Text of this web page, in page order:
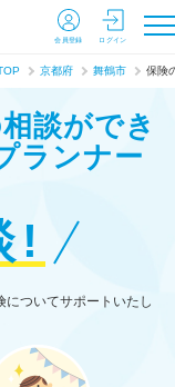
会員登録 ログイン
京都府 舞鶴市 保険
談ができ
ランナー
!
ついてサポートいたし